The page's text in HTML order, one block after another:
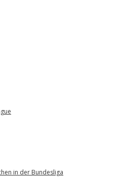
in der Bundesliga